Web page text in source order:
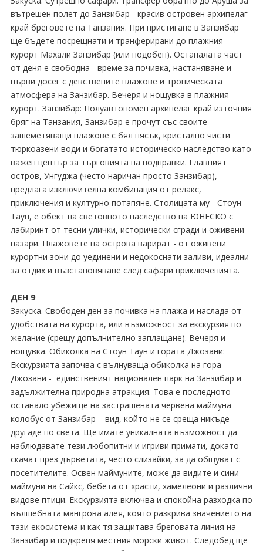
вътрешен полет до Занзибар - красив островен архипелаг
край бреговете на Танзания. При пристигане в Занзибар
ще бъдете посрещнати и транферирани до плажния
курорт Махали Занзибар (или подобен). Останалата част
от деня е свободна - време за почивка, настаняване и
първи досег с девствените плажове и тропическата
атмосфера на Занзибар. Вечеря и нощувка в плажния
курорт. Занзибар: Полуавтономен архипелаг край източния
бряг на Танзания, Занзибар е прочут със своите
зашеметяващи плажове с бял пясък, кристално чисти
тюркоазени води и богатато историческо наследство като
важен център за търговията на подправки. Главният
остров, Унгуджа (често наричан просто Занзибар),
предлага изключителна комбинация от релакс,
приключения и културно потапяне. Столицата му - Стоун
Таун, е обект на световното наследство на ЮНЕСКО с
лабиринт от тесни улички, исторически сгради и оживени
пазари. Плажовете на острова варират - от оживени
курортни зони до уединени и недокоснати заливи, идеални
за отдих и възстановяване след сафари приключенията.
ДЕН 9
Закуска. Свободен ден за почивка на плажа и наслада от
удобствата на курорта, или възможност за екскурзия по
желание (срещу допълнително заплащане). Вечеря и
нощувка. Обиколка на Стоун Таун и гората Джозани:
Екскурзията започва с вълнуваща обиколка на гора
Джозани - единственият национален парк на Занзибар и
задължителна природна атракция. Това е последното
останало убежище на застрашената червена маймуна
колобус от Занзибар – вид, който не се среща никъде
другаде по света. Ще имате уникалната възможност да
наблюдавате тези любопитни и игриви примати, докато
скачат през дърветата, често слизайки, за да общуват с
посетителите. Освен маймуните, може да видите и сини
маймуни на Сайкс, бебета от храсти, хамелеони и различни
видове птици. Екскурзията включва и спокойна разходка по
вълшебната мангрова алея, която разкрива значението на
тази екосистема и как тя защитава бреговата линия на
Занзибар и подкрепя местния морски живот. Следобед ще